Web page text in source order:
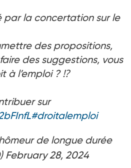
par la concertation sur le
des propositions,
des suggestions, vous
à l’emploi ? ⁉️
sur
#droitalemploi
de longue durée
February 28, 2024